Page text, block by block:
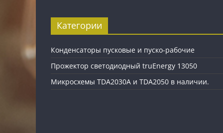
Категории
Конденсаторы пусковые и пуско-рабочие
Прожектор светодиодный truEnergy 13050
Микросхемы TDA2030A и TDA2050 в наличии.